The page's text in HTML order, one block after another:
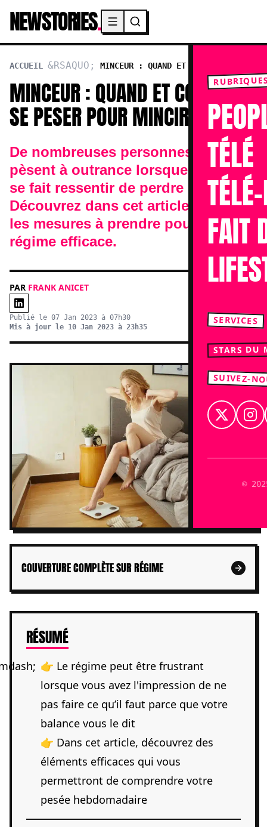
NEWSTORIES.
TÉLÉ
FAIT
SERVICES
STARS DU
SUIVEZ-
©
ACCUEIL
MINCEUR : QUAND ET COMMENT SE
MINCEUR : QUAND ET COMMENT
SE PESER POUR MINCIR ?
De nombreuses personnes se
pèsent à outrance lorsque le besoin
se fait ressentir de perdre du poids.
Découvrez dans cet article toutes
les mesures à prendre pour un
régime efficace.
PAR FRANK ANICET
Publié le 07 Jan 2023 à 07h30
Mis à jour le 10 Jan 2023 à 23h35
COUVERTURE COMPLÈTE SUR RÉGIME
RÉSUMÉDE L'ARTICLE
👉 Le régime peut être frustrant
lorsque vous avez l'impression de ne
pas faire ce qu’il faut parce que votre
balance vous le dit
👉 Dans cet article, découvrez des
éléments efficaces qui vous
permettront de comprendre votre
pesée hebdomadaire